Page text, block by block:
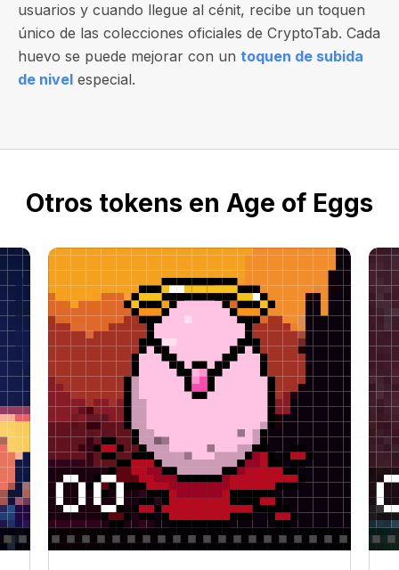
usuarios y cuando llegue al cénit, recibe un toquen
único de las colecciones oficiales de CryptoTab. Cada
huevo se puede mejorar con un toquen de subida
de nivel especial.
Otros tokens en Age of Eggs